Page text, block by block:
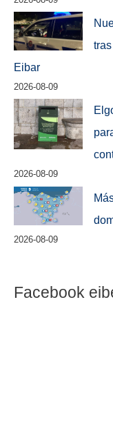
Eibar
2026-08-09
2026-08-09
2026-08-09
Facebook